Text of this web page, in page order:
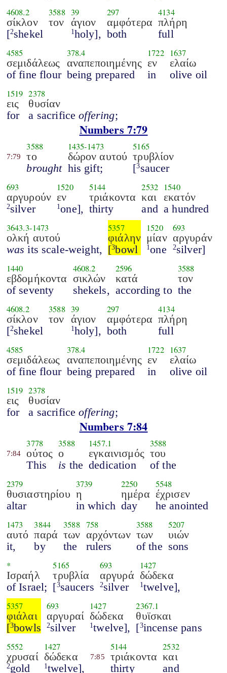
4608.2
σίκλον
[2shekel
3588
τον
39
άγιον
1 holy],
297
αμφότερα
both
4134
πλήρη
full
4585
σεμιδάλεως
of fine flour
378.4
αναπεποιημένης
being prepared
1722
εν
in
1637
ελαίω
olive oil
1519
εις
for
2378
θυσίαν
a sacrificeoffering;
Numbers 7:79
7:79
3588
το
brought
1435-1473
δώρον αυτού
his gift;
5165
τρυβλίον
[3saucer
693
αργυρούν
2silver
1520
εν
1 one],
5144
τριάκοντα
thirty
2532
και
and
1540
εκατόν
a hundred
3643.3-1473
ολκή αυτού
was its scale-weight,
5357
φιάλην
[3bowl
1520
μίαν
1 one
693
αργυράν
2silver]
1440
εβδομήκοντα
of seventy
4608.2
σικλών
shekels,
2596
κατά
according to
3588
τον
the
4608.2
σίκλον
[2shekel
3588
τον
39
άγιον
1 holy],
297
αμφότερα
both
4134
πλήρη
full
4585
σεμιδάλεως
of fine flour
378.4
αναπεποιημένης
being prepared
1722
εν
in
1637
ελαίω
olive oil
1519
εις
for
2378
θυσίαν
a sacrificeoffering;
Numbers 7:84
7:84
3778
ούτος
This
3588
ο
is the
1457.1
εγκαινισμός
dedication
3588
του
of the
2379
θυσιαστηρίου
altar
3739
η
in which
2250
ημέρα
day
5548
έχρισεν
he anointed
1473
αυτό
it,
3844
παρά
by
3588
των
the
758
αρχόντων
rulers
3588
των
of the
5207
υιών
sons
*
Ισραήλ
of Israel;
5165
τρυβλία
[3saucers
693
αργυρά
2silver
1427
δώδεκα
1 twelve],
5357
φιάλαι
[3bowls
693
αργυραί
2silver
1427
δώδεκα
1twelve],
2367.1
θυϊσκαι
[3incense pans
5552
χρυσαί
2gold
1427
δώδεκα
1 twelve],
7:85
5144
τριάκοντα
thirty
2532
και
and